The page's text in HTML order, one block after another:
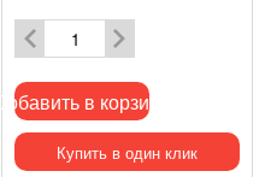
Добавить в корзину
Купить в один клик